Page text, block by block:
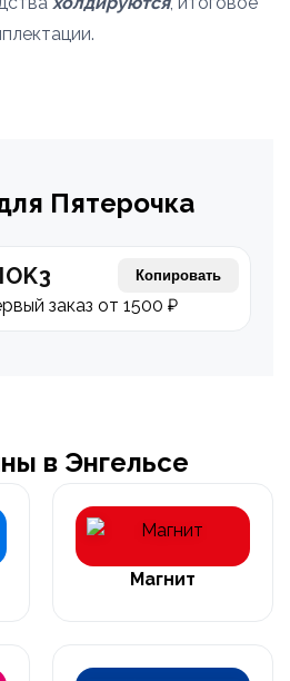
Пятерочка
Копировать
заказ от 1500 ₽
в Энгельсе
Магнит